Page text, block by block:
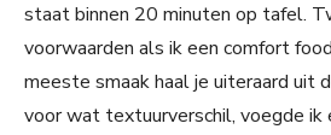
staat binnen 20 minuten op tafel.
voorwaarden als ik een comfort
meeste smaak haal je uiteraard uit
voor wat textuurverschil, voegde ik